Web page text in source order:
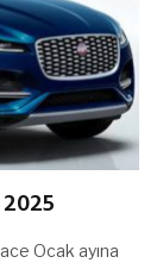
Ocak ayına